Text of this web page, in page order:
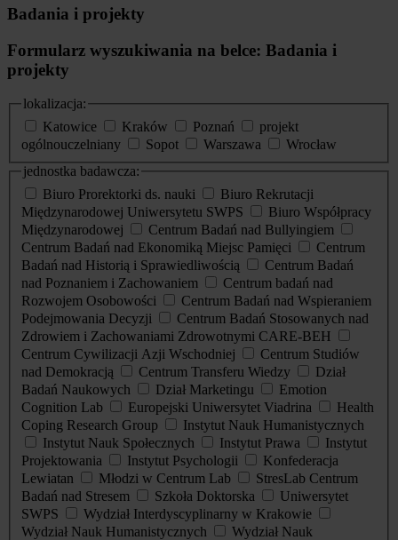
Badania i projekty
Formularz wyszukiwania na belce: Badania i
projekty
lokalizacja:
Katowice
Kraków Poznań
projekt
ogólnouczelniany
Sopot Warszawa
Wrocław
jednostka badawcza:
Biuro Prorektorki ds. nauki
Biuro Rekrutacji
Międzynarodowej Uniwersytetu SWPS
Biuro Współpracy
Międzynarodowej
Centrum Badań nad Bullyingiem
Centrum Badań nad Ekonomiką Miejsc Pamięci
Centrum
Badań nad Historią i Sprawiedliwością
Centrum Badań
nad Poznaniem i Zachowaniem
Centrum badań nad
Rozwojem Osobowości
Centrum Badań nad Wspieraniem
Podejmowania Decyzji
Centrum Badań Stosowanych nad
Zdrowiem i Zachowaniami Zdrowotnymi CARE-BEH
Centrum Cywilizacji Azji Wschodniej
Centrum Studiów
nad Demokracją
Centrum Transferu Wiedzy
Dział
Badań Naukowych
Dział Marketingu
Emotion
Cognition Lab
Europejski Uniwersytet Viadrina
Health
Coping Research Group
Instytut Nauk Humanistycznych
Instytut Nauk Społecznych
Instytut Prawa
Instytut
Projektowania
Instytut Psychologii
Konfederacja
Lewiatan
Młodzi w Centrum Lab
StresLab Centrum
Badań nad Stresem
Szkoła Doktorska
Uniwersytet
SWPS
Wydział Interdyscyplinarny w Krakowie
Wydział Nauk Humanistycznych
Wydział Nauk